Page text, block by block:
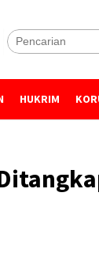
HUKRIM